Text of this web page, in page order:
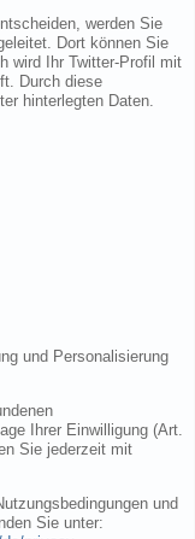
werden Sie
Dort können Sie
wird Ihr Twitter-Profil mit
Durch diese
hinterlegten Daten.
und Personalisierung
Ihrer Einwilligung (Art.
Sie jederzeit mit
und
Sie unter: